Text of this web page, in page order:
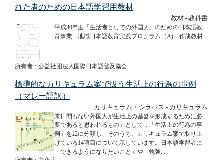
れた者のための日本語学習用教材
教材 - 教科書
平成30年度「生活者としての外国人」のための日本語教
育事業 地域日本語教育実践プログラム（A) 作成教材
所有者：公益社団法人国際日本語普及協会
標準的なカリキュラム案で扱う生活上の行為の事例
（マレー語訳）
カリキュラム・シラバス - カリキュラム
来日間もない外国人が生活上の基盤を形成するために必
要であると思われるもの」として，「生活上の行為の事
例」を22に分類し、そのうち、カリキュラム案で取り上
げている14項目について示しています。日本語学習者に
「できるようになりたいこと」や「勉強...